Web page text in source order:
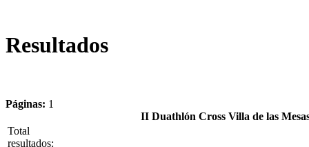
Resultados
Páginas: 1
II Duathlón Cross Villa de las
Total
resultados: